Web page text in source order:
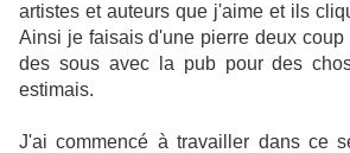
artistes et auteurs que j'aime et ils
Ainsi je faisais d'une pierre deux
des sous avec la pub pour des
estimais.
J'ai commencé à travailler dans ce